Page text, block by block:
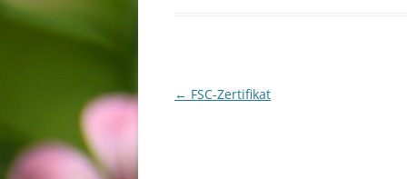
Beitragsnavigation
← FSC-Zertifikat